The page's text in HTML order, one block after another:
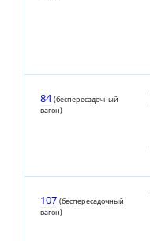
84 (беспересадочный
вагон)
107 (беспересадочный
вагон)